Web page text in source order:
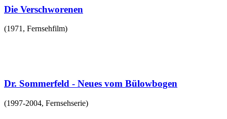
Die Verschworenen
(1971 , Fernsehfilm)
Dr. Sommerfeld - Neues vom Bülowbogen
(1997-2004, Fernsehserie)